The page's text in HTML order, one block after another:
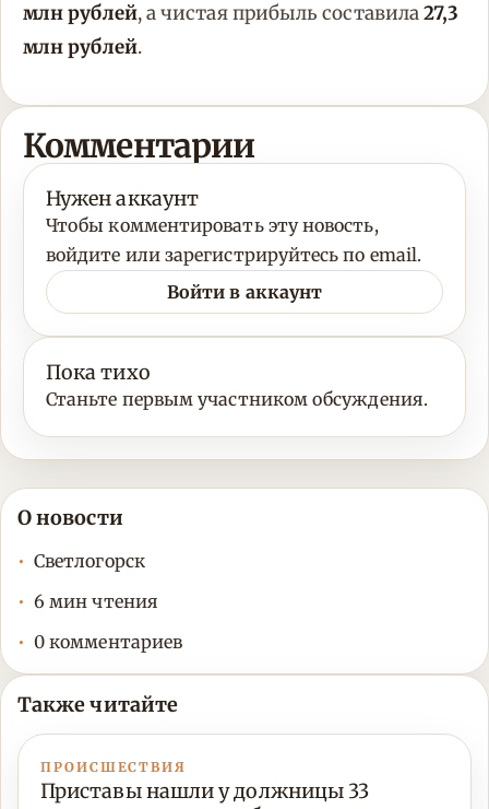
млн рублей, а чистая прибыль составила27,3
млн рублей.
Комментарии
Нужен аккаунт
Чтобы комментировать эту новость,
войдите или зарегистрируйтесь по email.
Войти в аккаунт
Пока тихо
Станьте первым участником обсуждения.
О новости
Светлогорск
6 мин чтения
0 комментариев
Также читайте
ПРОИСШЕСТВИЯ
Приставы нашли у должницы 33